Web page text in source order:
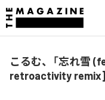
こるむ、「忘れ雪
retroactivity remix]